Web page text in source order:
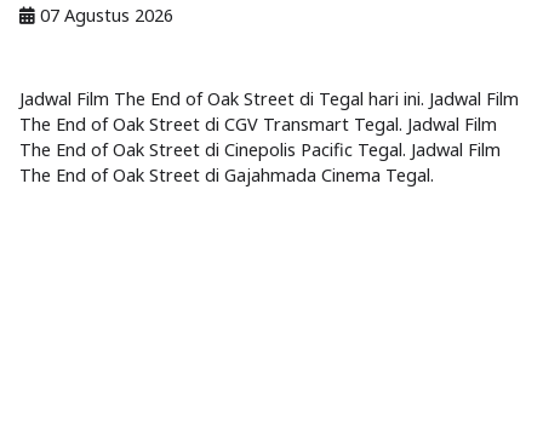
07 Agustus 2026
Jadwal Film The End of Oak Street di Tegal hari ini. Jadwal Film
The End of Oak Street di CGV Transmart Tegal. Jadwal Film
The End of Oak Street di Cinepolis Pacific Tegal. Jadwal Film
The End of Oak Street di Gajahmada Cinema Tegal.